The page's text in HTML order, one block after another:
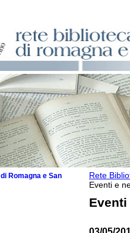
Rete
Eventi e
Eventi
Romagna e San